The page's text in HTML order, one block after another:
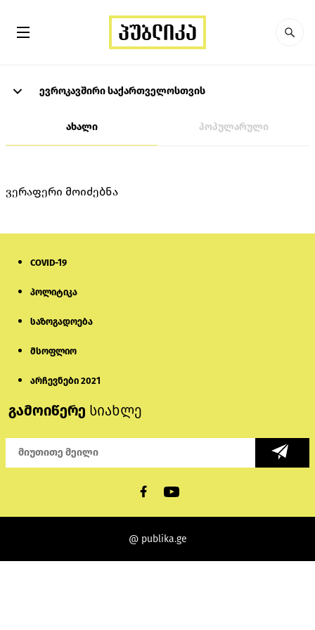
ევროკავშირი საქართველოსთვის
ახალი პოპულარული
ვერაფერი მოიძებნა
COVID-19
პოლიტიკა
საზოგადოება
მსოფლიო
არჩევნები 2021
გამოიწერე სიახლე
@ publika.ge